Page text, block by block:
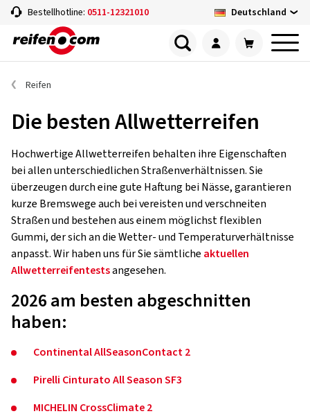
Bestellhotline: 0511-12321010 Deutschland
Reifen
Die besten Allwetterreifen
Hochwertige Allwetterreifen behalten ihre Eigenschaften
bei allen unterschiedlichen Straßenverhältnissen. Sie
überzeugen durch eine gute Haftung bei Nässe, garantieren
kurze Bremswege auch bei vereisten und verschneiten
Straßen und bestehen aus einem möglichst flexiblen
Gummi, der sich an die Wetter- und Temperaturverhältnisse
anpasst.Wir haben uns für Sie sämtliche aktuellen
Allwetterreifentestsangesehen.
2026 am besten abgeschnitten
haben:
Continental AllSeasonContact 2
Pirelli Cinturato All Season SF3
MICHELIN CrossClimate 2